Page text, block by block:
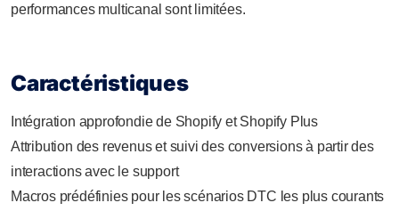
performances multicanal sont limitées.
Caractéristiques
Intégration approfondie de Shopify et Shopify Plus
Attribution des revenus et suivi des conversions à partir des
interactions avec le support
Macros prédéfinies pour les scénarios DTC les plus courants